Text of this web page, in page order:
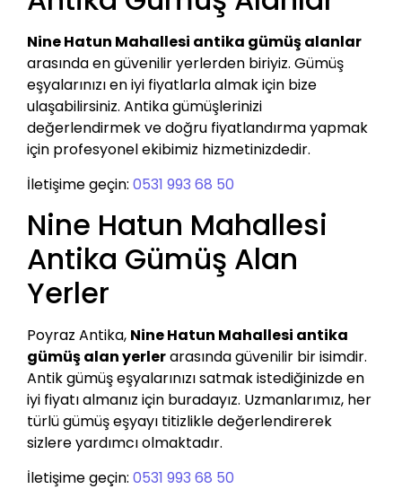
Nine Hatun Mahallesi antika gümüş alanlar
arasında en güvenilir yerlerden biriyiz. Gümüş
eşyalarınızı en iyi fiyatlarla almak için bize
ulaşabilirsiniz. Antika gümüşlerinizi
değerlendirmek ve doğru fiyatlandırma yapmak
için profesyonel ekibimiz hizmetinizdedir.
İletişime geçin: 0531 993 68 50
Nine Hatun Mahallesi
Antika Gümüş Alan
Yerler
Poyraz Antika, Nine Hatun Mahallesi antika
gümüş alan yerlerarasında güvenilir bir isimdir.
Antik gümüş eşyalarınızı satmak istediğinizde en
iyi fiyatı almanız için buradayız. Uzmanlarımız, her
türlü gümüş eşyayı titizlikle değerlendirerek
sizlere yardımcı olmaktadır.
İletişime geçin: 0531 993 68 50